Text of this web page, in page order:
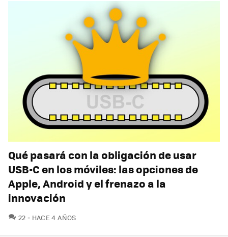
Qué pasará con la obligación de usar
USB-C en los móviles: las opciones de
Apple, Android y el frenazo a la
innovación
22 COMENTARIOS
HACE 4 AÑOS